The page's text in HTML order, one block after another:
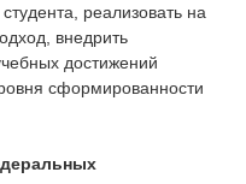
реализовать на
внедрить
достижений
сформированности